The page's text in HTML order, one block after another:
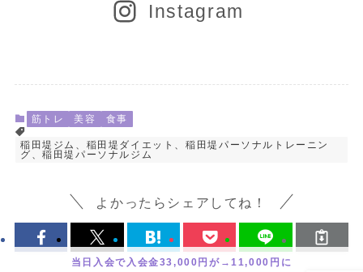
Instagram
筋トレ 美容 食事
稲田堤ジム、稲田堤ダイエット、稲田堤パーソナルトレーニン
グ、稲田堤パーソナルジム
よかったらシェアしてね！
当日入会で入会金33,000円が→11,000円に